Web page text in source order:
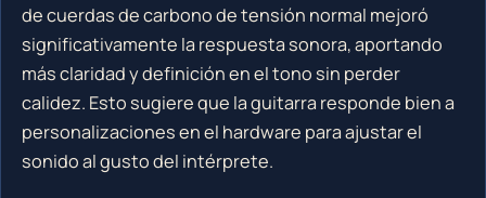
de cuerdas de carbono de tensión normal mejoró
significativamente la respuesta sonora, aportando
más claridad y definición en el tono sin perder
calidez. Esto sugiere que la guitarra responde bien a
personalizaciones en el hardware para ajustar el
sonido al gusto del intérprete.